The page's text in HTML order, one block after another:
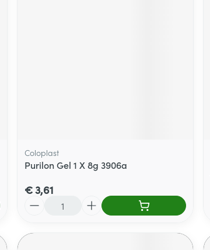
Coloplast
Purilon Gel 1 X 8g 3906a
€ 3,61